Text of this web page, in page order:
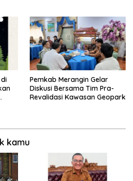
Pemkab Merangin Gelar
Diskusi Bersama Tim Pra-
Revalidasi Kawasan Geopark
kamu